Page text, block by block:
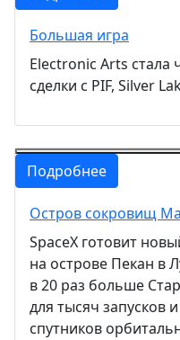
Большая игра
Electronic Arts стала
сделки с PIF, Silver
Подробнее
Остров сокровищ
SpaceX готовит
на острове Пекан в
в 20 раз больше
для тысяч запусков
спутников